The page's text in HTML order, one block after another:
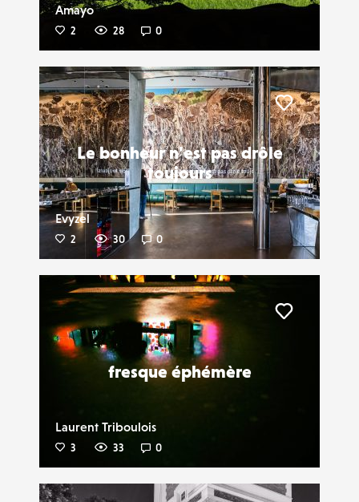
Amayo
2 28 0
Le bonheur n'est pas drôle
toujours
Evyzel
2 30 0
Liker
fresque éphémère
Laurent Triboulois
3 33 0